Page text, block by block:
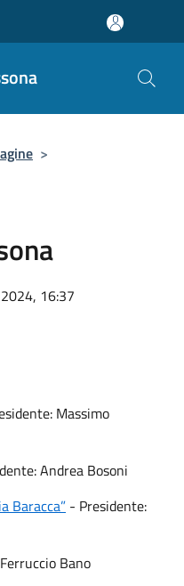
>
16:37
Massimo
Andrea Bosoni
Baracca” - Presidente:
Bano